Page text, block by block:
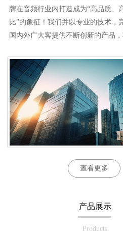
牌在音频行业内打造成为“高品质、
比”的象征！我们并以专业的技术，
国内外广大客提供不断创新的产品，
查看更多
产品展示
Products